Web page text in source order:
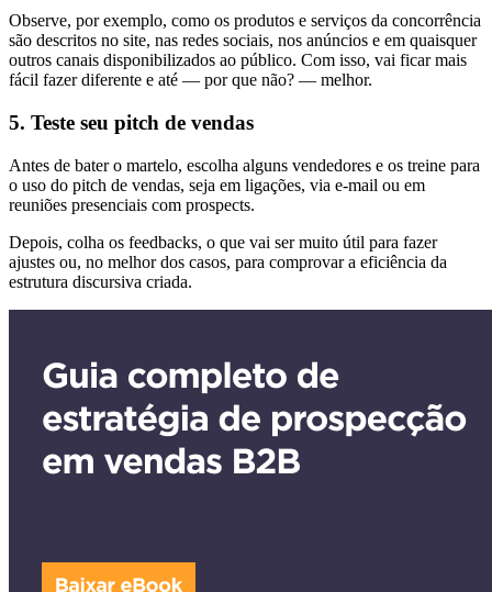
Observe, por exemplo, como os produtos e serviços da concorrência
são descritos no site, nas redes sociais, nos anúncios e em quaisquer
outros canais disponibilizados ao público. Com isso, vai ficar mais
fácil fazer diferente e até — por que não? — melhor.
5. Teste seu pitch de vendas
Antes de bater o martelo, escolha alguns vendedores e os treine para
o uso do pitch de vendas, seja em ligações, via e-mail ou em
reuniões presenciais com prospects.
Depois, colha os feedbacks, o que vai ser muito útil para fazer
ajustes ou, no melhor dos casos, para comprovar a eficiência da
estrutura discursiva criada.